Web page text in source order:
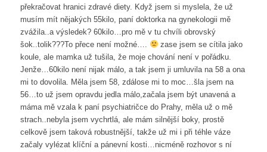
překračovat hranici zdravé diety. Když jsem si myslela, že už
musím mít nějakých 55kilo, paní doktorka na gynekologii mě
zvážila..a výsledek? 60kilo…pro mě v tu chvíli obrovský
šok..tolik???To přece není možné….
zase jsem se cítila jako
koule, ale mamka už tušila, že moje chování není v pořádku.
Jenže…60kilo není nijak málo, a tak jsem ji umluvila na 58 a ona
mi to dovolila. Měla jsem 58, zdálose mi to moc…šla jsem na
56…to už jsem opravdu jedla málo,začala jsem být unavená a
máma mě vzala k paní psychiatričce do Prahy, měla už o mě
strach..nebyla jsem vychrtlá, ale mám silnější boky, prostě
celkově jsem taková robustnější, takže už mi i při téhle váze
začaly vylézat klíční a pánevní kosti…nicméně rozhovor s ní